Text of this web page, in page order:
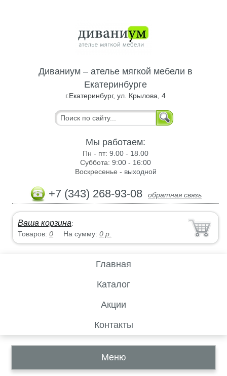
Диваниум – ателье мягкой мебели в
Екатеринбурге
г.Екатеринбург, ул. Крылова, 4
Мы работаем:
Пн - пт:9.00 - 18.00
Суббота:9:00 - 16:00
Воскресенье - выходной
+7 (343) 268-93-08 обратная связь
Ваша корзина:
Товаров:0 На сумму:0 р.
Главная
Каталог
Акции
Контакты
Меню